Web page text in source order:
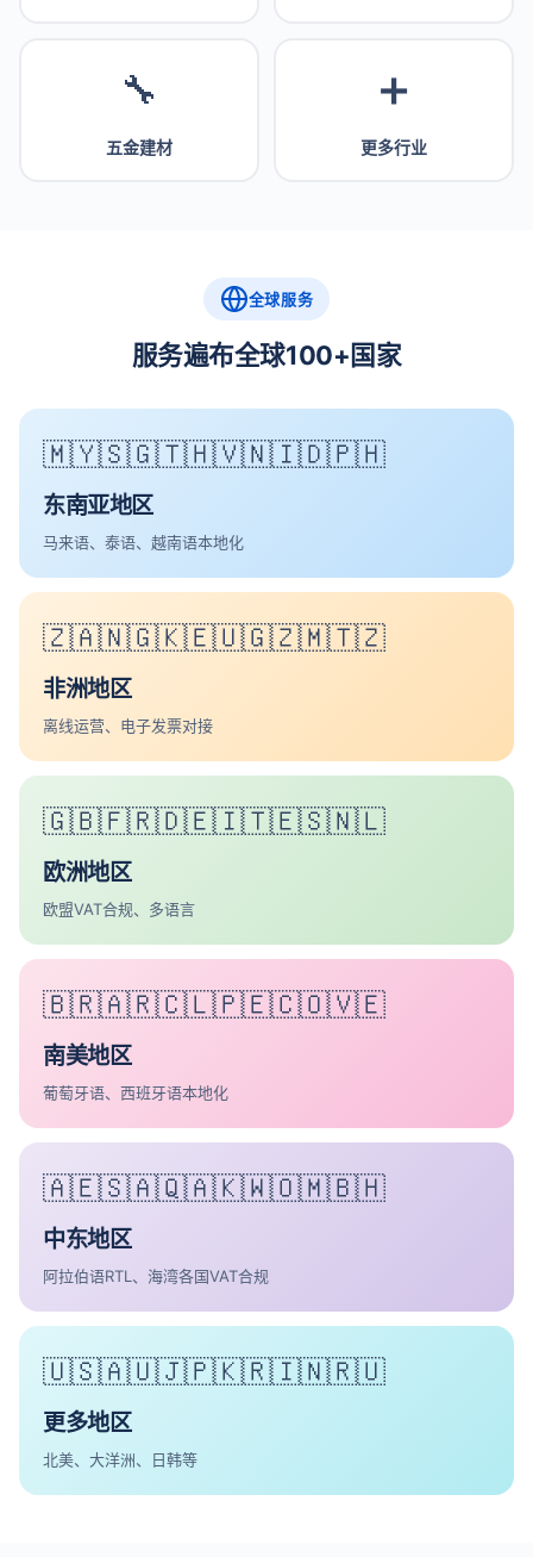
🔧
五金建材
➕
更多行业
全球服务
服务遍布全球100+国家
🇲🇾🇸🇬🇹🇭🇻🇳🇮🇩🇵🇭
东南亚地区
马来语、泰语、越南语本地化
🇿🇦🇳🇬🇰🇪🇺🇬🇿🇲🇹🇿
非洲地区
离线运营、电子发票对接
🇬🇧🇫🇷🇩🇪🇮🇹🇪🇸🇳🇱
欧洲地区
欧盟VAT合规、多语言
🇧🇷🇦🇷🇨🇱🇵🇪🇨🇴🇻🇪
南美地区
葡萄牙语、西班牙语本地化
🇦🇪🇸🇦🇶🇦🇰🇼🇴🇲🇧🇭
中东地区
阿拉伯语RTL、海湾各国VAT合规
🇺🇸🇦🇺🇯🇵🇰🇷🇮🇳🇷🇺
更多地区
北美、大洋洲、日韩等